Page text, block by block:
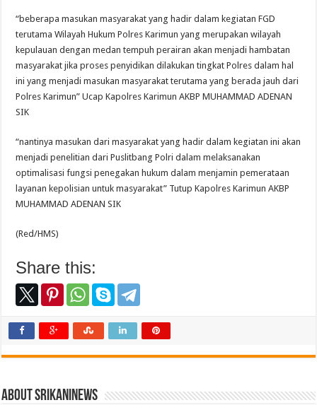
“beberapa masukan masyarakat yang hadir dalam kegiatan FGD
terutama Wilayah Hukum Polres Karimun yang merupakan wilayah
kepulauan dengan medan tempuh perairan akan menjadi hambatan
masyarakat jika proses penyidikan dilakukan tingkat Polres dalam hal
ini yang menjadi masukan masyarakat terutama yang berada jauh dari
Polres Karimun” Ucap Kapolres Karimun AKBP MUHAMMAD ADENAN
SIK
“nantinya masukan dari masyarakat yang hadir dalam kegiatan ini akan
menjadi penelitian dari Puslitbang Polri dalam melaksanakan
optimalisasi fungsi penegakan hukum dalam menjamin pemerataan
layanan kepolisian untuk masyarakat” Tutup Kapolres Karimun AKBP
MUHAMMAD ADENAN SIK
(Red/HMS)
Share this:
About srikaninews